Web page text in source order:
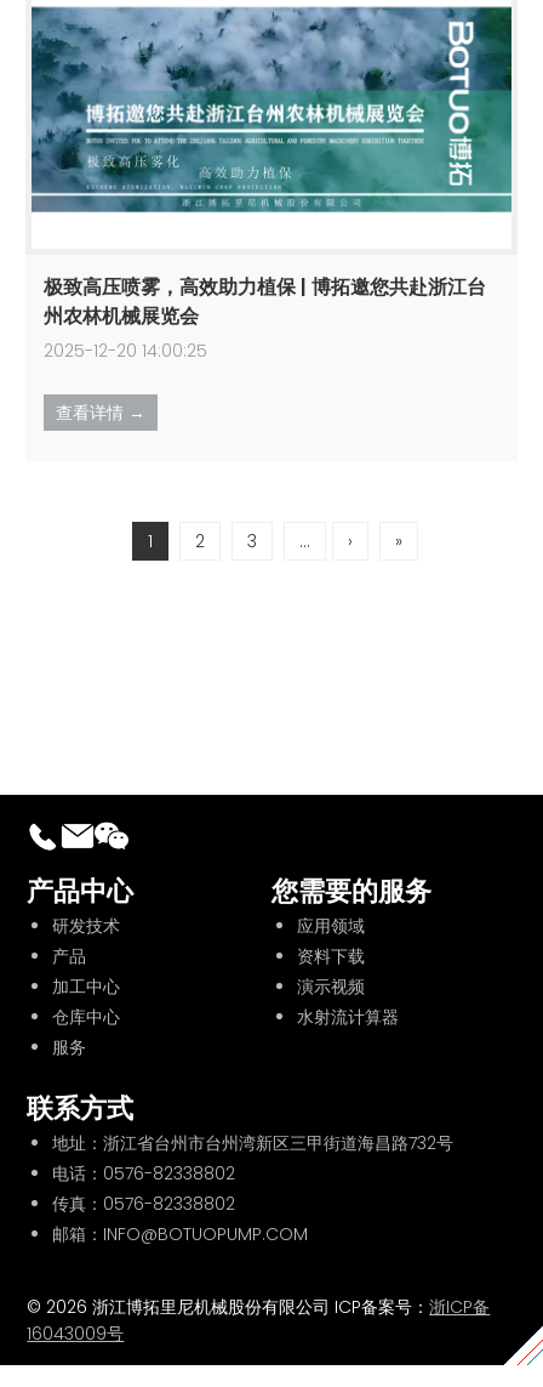
极致高压喷雾，高效助力植保 | 博拓邀您共赴浙江台
州农林机械展览会
2025-12-20 14:00:25
查看详情 →
1 2 3 ... › »
产品中心
研发技术
产品
加工中心
仓库中心
服务
您需要的服务
应用领域
资料下载
演示视频
水射流计算器
联系方式
地址：浙江省台州市台州湾新区三甲街道海昌路732号
电话： 0576-82338802
传真：0576-82338802
邮箱：INFO@BOTUOPUMP.COM
© 2026 浙江博拓里尼机械股份有限公司 ICP备案号：浙ICP备
16043009号